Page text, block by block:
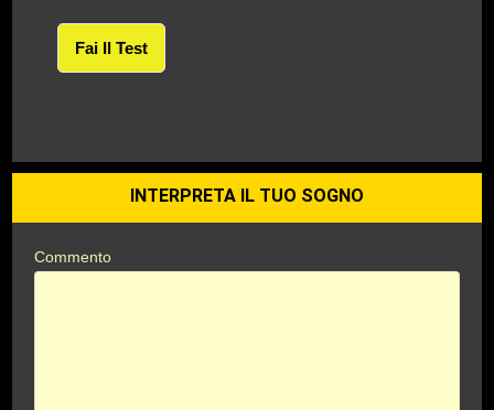
Fai Il Test
INTERPRETA IL TUO SOGNO
Commento